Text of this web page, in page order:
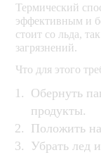
Термический
эффективным и
стоит со льда,
загрязнений.
Что для этого
Обернуть
продукты.
Положить
Убрать лед